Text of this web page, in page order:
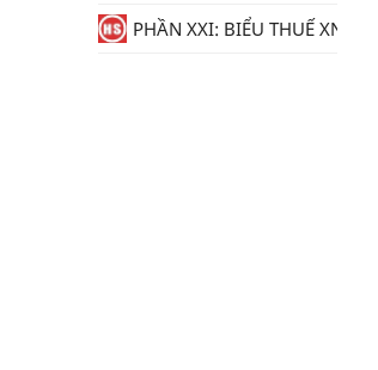
PHẦN XXI: BIỂU THUẾ XNK